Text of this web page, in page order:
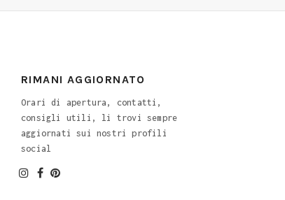
RIMANI AGGIORNATO
Orari di apertura, contatti,
consigli utili, li trovi sempre
aggiornati sui nostri profili
social